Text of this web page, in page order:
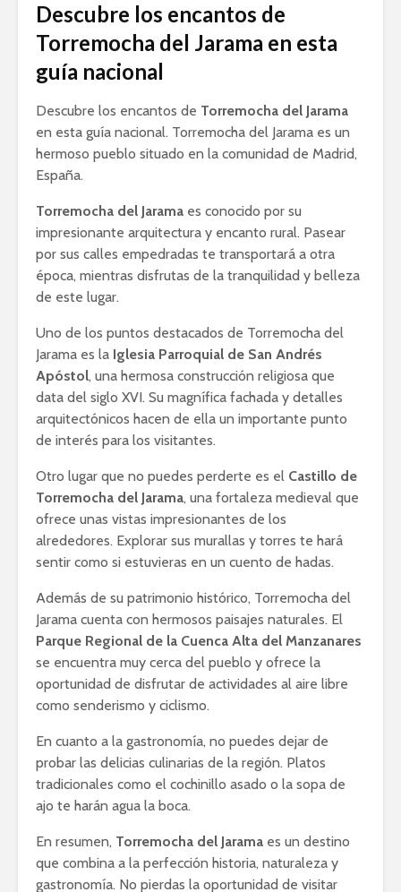
Descubre los encantos de
Torremocha del Jarama en esta
guía nacional
Descubre los encantos de Torremocha del Jarama
en esta guía nacional. Torremocha del Jarama es un
hermoso pueblo situado en la comunidad de Madrid,
España.
Torremocha del Jarama es conocido por su
impresionante arquitectura y encanto rural. Pasear
por sus calles empedradas te transportará a otra
época, mientras disfrutas de la tranquilidad y belleza
de este lugar.
Uno de los puntos destacados de Torremocha del
Jarama es la Iglesia Parroquial de San Andrés
Apóstol, una hermosa construcción religiosa que
data del siglo XVI. Su magnífica fachada y detalles
arquitectónicos hacen de ella un importante punto
de interés para los visitantes.
Otro lugar que no puedes perderte es el Castillo de
Torremocha del Jarama, una fortaleza medieval que
ofrece unas vistas impresionantes de los
alrededores. Explorar sus murallas y torres te hará
sentir como si estuvieras en un cuento de hadas.
Además de su patrimonio histórico, Torremocha del
Jarama cuenta con hermosos paisajes naturales. El
Parque Regional de la Cuenca Alta del Manzanares
se encuentra muy cerca del pueblo y ofrece la
oportunidad de disfrutar de actividades al aire libre
como senderismo y ciclismo.
En cuanto a la gastronomía, no puedes dejar de
probar las delicias culinarias de la región. Platos
tradicionales como el cochinillo asado o la sopa de
ajo te harán agua la boca.
En resumen, Torremocha del Jarama es un destino
que combina a la perfección historia, naturaleza y
gastronomía. No pierdas la oportunidad de visitar